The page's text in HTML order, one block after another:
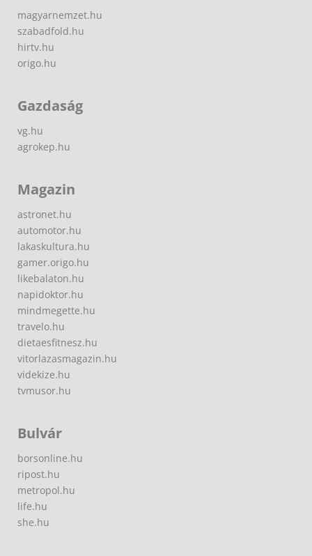
magyarnemzet.hu
szabadfold.hu
hirtv.hu
origo.hu
Gazdaság
vg.hu
agrokep.hu
Magazin
astronet.hu
automotor.hu
lakaskultura.hu
gamer.origo.hu
likebalaton.hu
napidoktor.hu
mindmegette.hu
travelo.hu
dietaesfitnesz.hu
vitorlazasmagazin.hu
videkize.hu
tvmusor.hu
Bulvár
borsonline.hu
ripost.hu
metropol.hu
life.hu
she.hu